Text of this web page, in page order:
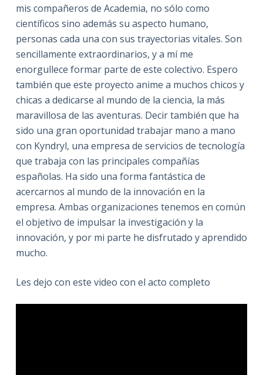
mis compañeros de Academia, no sólo como
científicos sino además su aspecto humano,
personas cada una con sus trayectorias vitales. Son
sencillamente extraordinarios, y a mí me
enorgullece formar parte de este colectivo. Espero
también que este proyecto anime a muchos chicos y
chicas a dedicarse al mundo de la ciencia, la más
maravillosa de las aventuras. Decir también que ha
sido una gran oportunidad trabajar mano a mano
con Kyndryl, una empresa de servicios de tecnología
que trabaja con las principales compañías
españolas. Ha sido una forma fantástica de
acercarnos al mundo de la innovación en la
empresa. Ambas organizaciones tenemos en común
el objetivo de impulsar la investigación y la
innovación, y por mi parte he disfrutado y aprendido
mucho.
Les dejo con este video con el acto completo